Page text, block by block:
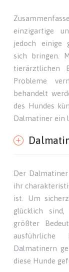
einzigartige
jedoch einige
sich bringen.
tierärztlichen
Probleme
behandelt
des Hundes
Dalmatiner ein
Der
ihr
ist. Um
glücklich
größter
ausführliche
Dalmatinern
diese Hunde